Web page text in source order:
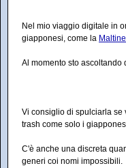
Nel mio viaggio digitale in
giapponesi, come la
Al momento sto ascoltando
Vi consiglio di spulciarla se
trash come solo i
C'è anche una discreta
generi coi nomi impossibili.